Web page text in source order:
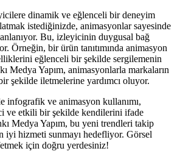
dinamik ve eğlenceli bir deneyim
istediğinizde, animasyonlar sayesinde
Bu, izleyicinin duygusal bağ
Örneğin, bir ürün tanıtımında animasyon
eğlenceli bir şekilde sergilemenin
Medya Yapım, animasyonlarla markaların
şekilde iletmelerine yardımcı oluyor.
infografik ve animasyon kullanımı,
ve etkili bir şekilde kendilerini ifade
Medya Yapım, bu yeni trendleri takip
iyi hizmeti sunmayı hedefliyor. Görsel
için doğru yerdesiniz!